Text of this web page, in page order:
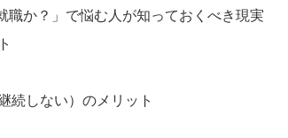
職か？」で悩む人が知っておくべき現実
続しない）のメリット